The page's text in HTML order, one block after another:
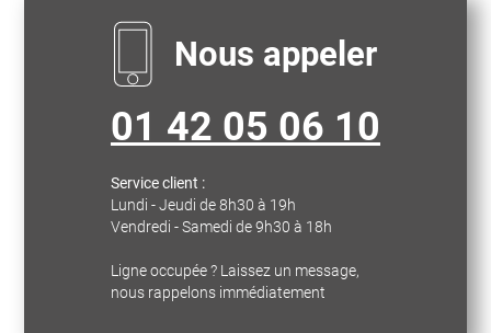
Nous appeler
01 42 05 06 10
Service client :
Lundi - Jeudi de 8h30 à 19h
Vendredi - Samedi de 9h30 à 18h
Ligne occupée ? Laissez un message,
nous rappelons immédiatement